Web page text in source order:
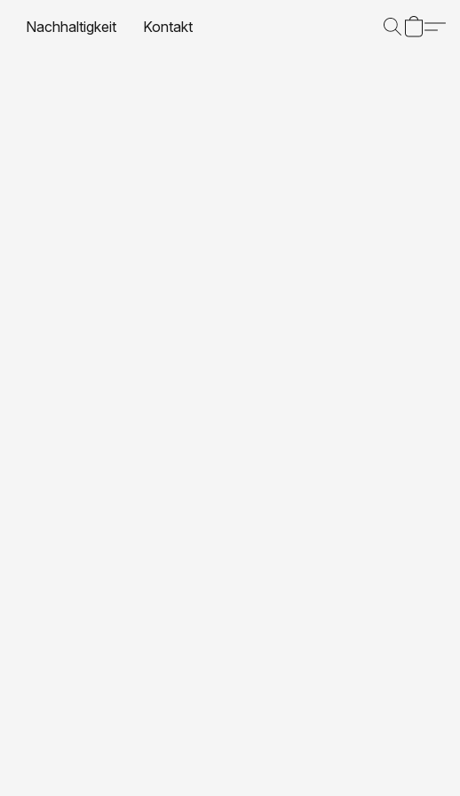
Nachhaltigkeit Kontakt